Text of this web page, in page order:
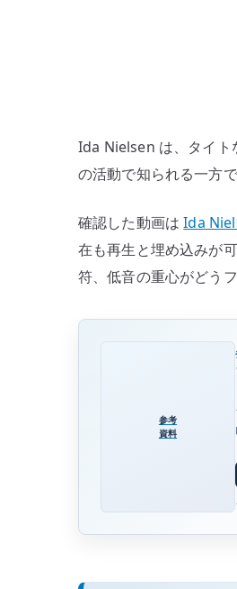
Ida Nielsen は、タイト
の活動で知られる一方
確認した動画はIda
在も再生と埋め込みが
符、低音の重心がどう
参考
資料